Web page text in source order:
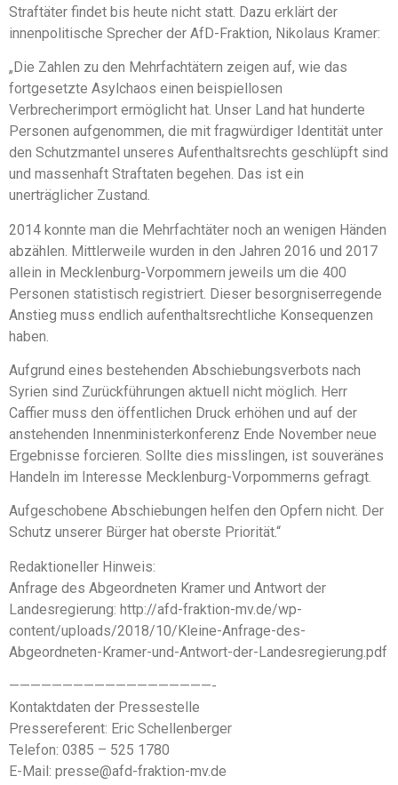
Straftäter findet bis heute nicht statt. Dazu erklärt der
innenpolitische Sprecher der AfD-Fraktion, Nikolaus Kramer:
„Die Zahlen zu den Mehrfachtätern zeigen auf, wie das
fortgesetzte Asylchaos einen beispiellosen
Verbrecherimport ermöglicht hat. Unser Land hat hunderte
Personen aufgenommen, die mit fragwürdiger Identität unter
den Schutzmantel unseres Aufenthaltsrechts geschlüpft sind
und massenhaft Straftaten begehen. Das ist ein
unerträglicher Zustand.
2014 konnte man die Mehrfachtäter noch an wenigen Händen
abzählen. Mittlerweile wurden in den Jahren 2016 und 2017
allein in Mecklenburg-Vorpommern jeweils um die 400
Personen statistisch registriert. Dieser besorgniserregende
Anstieg muss endlich aufenthaltsrechtliche Konsequenzen
haben.
Aufgrund eines bestehenden Abschiebungsverbots nach
Syrien sind Zurückführungen aktuell nicht möglich. Herr
Caffier muss den öffentlichen Druck erhöhen und auf der
anstehenden Innenministerkonferenz Ende November neue
Ergebnisse forcieren. Sollte dies misslingen, ist souveränes
Handeln im Interesse Mecklenburg-Vorpommerns gefragt.
Aufgeschobene Abschiebungen helfen den Opfern nicht. Der
Schutz unserer Bürger hat oberste Priorität.“
Redaktioneller Hinweis:
Anfrage des Abgeordneten Kramer und Antwort der
Landesregierung: http://afd-fraktion-mv.de/wp-
content/uploads/2018/10/Kleine-Anfrage-des-
Abgeordneten-Kramer-und-Antwort-der-Landesregierung.pdf
———————————————————-
Kontaktdaten der Pressestelle
Pressereferent: Eric Schellenberger
Telefon: 0385 – 525 1780
E-Mail: presse@afd-fraktion-mv.de